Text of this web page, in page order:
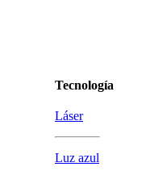
Tecnología
Láser
Luz azul